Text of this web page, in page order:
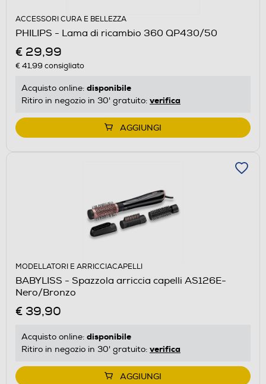
ACCESSORI CURA E BELLEZZA
PHILIPS - Lama di ricambio 360 QP430/50
€ 29,99
€ 41,99 consigliato
Acquisto online: disponibile
Ritiro in negozio in 30' gratuito: verifica
AGGIUNGI
MODELLATORI E ARRICCIACAPELLI
BABYLISS - Spazzola arriccia capelli AS126E-
Nero/Bronzo
€ 39,90
Acquisto online: disponibile
Ritiro in negozio in 30' gratuito: verifica
AGGIUNGI